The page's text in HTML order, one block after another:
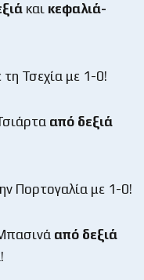
και κεφαλιά-
τη Τσεχία με 1-0!
από δεξιά
Πορτογαλία με 1-0!
από δεξιά